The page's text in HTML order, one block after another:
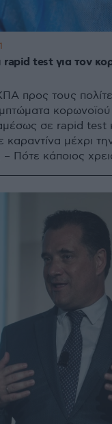
rapid test για τον
προς τους
κορωνοϊού
σε rapid test
καραντίνα μέχρι
Πότε κάποιος
1